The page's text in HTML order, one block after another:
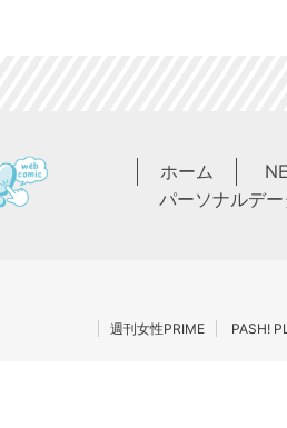
ホーム
パーソナルデ
週刊女性PRIME PASH!